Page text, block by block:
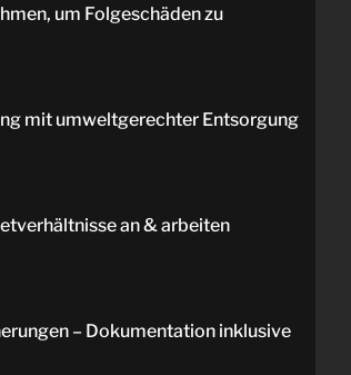
um Folgeschäden zu
mit umweltgerechter Entsorgung
an & arbeiten
– Dokumentation inklusive